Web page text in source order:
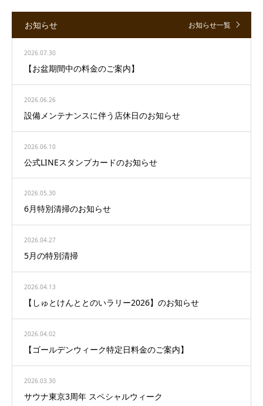
お知らせ お知らせ一覧
2026.07.30
【お盆期間中の料金のご案内】
2026.06.26
設備メンテナンスに伴う店休日のお知らせ
2026.06.10
公式LINEスタンプカードのお知らせ
2026.05.30
6月特別清掃のお知らせ
2026.04.27
5月の特別清掃
2026.04.13
【しゅとけんととのいラリー2026】のお知らせ
2026.04.02
【ゴールデンウィーク特定日料金のご案内】
2026.03.30
サウナ東京3周年 スペシャルウィーク